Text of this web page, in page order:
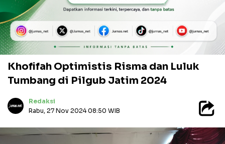
Khofifah Optimistis Risma dan Luluk
Tumbang di Pilgub Jatim 2024
Redaksi
Rabu, 27 Nov 2024 08:50 WIB